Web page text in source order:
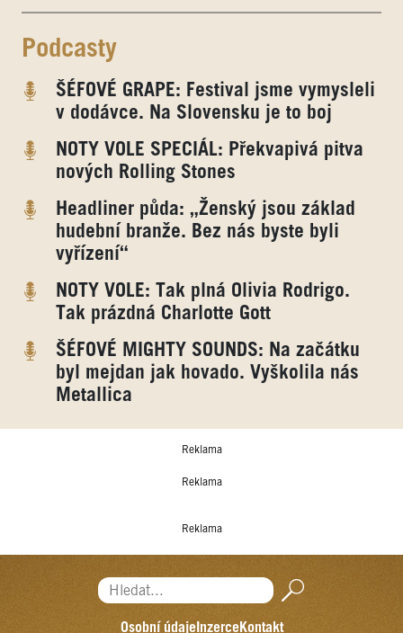
Podcasty
ŠÉFOVÉ GRAPE: Festival jsme vymysleli
v dodávce. Na Slovensku je to boj
NOTY VOLE SPECIÁL: Překvapivá pitva
nových Rolling Stones
Headliner půda: „Ženský jsou základ
hudební branže. Bez nás byste byli
vyřízení“
NOTY VOLE: Tak plná Olivia Rodrigo.
Tak prázdná Charlotte Gott
ŠÉFOVÉ MIGHTY SOUNDS: Na začátku
byl mejdan jak hovado. Vyškolila nás
Metallica
Reklama
Reklama
Reklama
Hledat...
Osobní údajeInzerceKontakt